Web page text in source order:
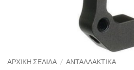
ΑΡΧΙΚΉ ΣΕΛΊΔΑ / ΑΝΤΑΛΛΑΚΤΙΚΑ